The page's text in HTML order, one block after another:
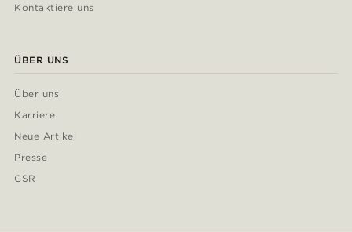
Kontaktiere uns
ÜBER UNS
Über uns
Karriere
Neue Artikel
Presse
CSR